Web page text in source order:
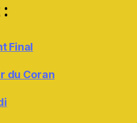
Final
du Coran